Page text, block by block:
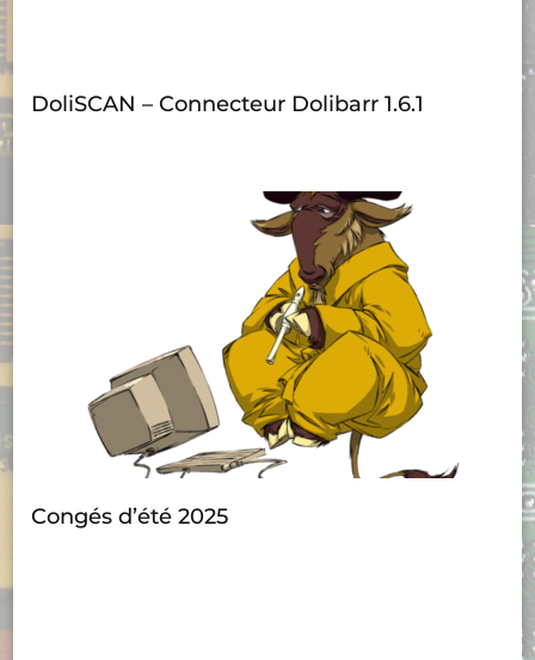
DoliSCAN – Connecteur Dolibarr 1.6.1
Congés d’été 2025